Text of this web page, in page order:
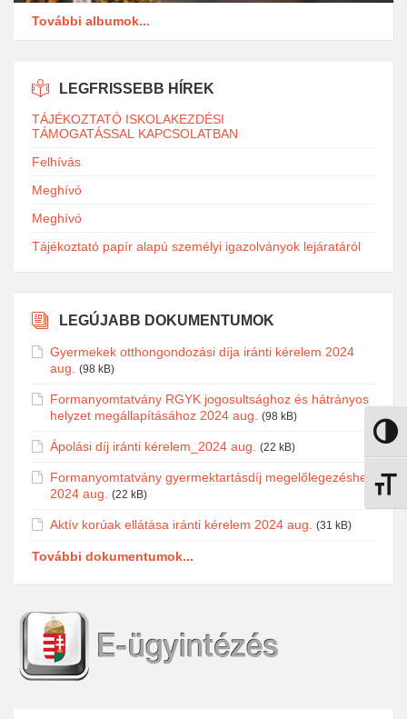
Nagy
További albumok...
LEGFRISSEBB HÍREK
TÁJÉKOZTATÓ ISKOLAKEZDÉSI
TÁMOGATÁSSAL KAPCSOLATBAN
Felhívás
Meghívó
Meghívó
Tájékoztató papír alapú személyi igazolványok lejáratáról
LEGÚJABB DOKUMENTUMOK
Gyermekek otthongondozási díja iránti kérelem 2024
aug.
(98 kB)
Formanyomtatvány RGYK jogosultsághoz és hátrányos
helyzet megállapításához 2024 aug.
(98 kB)
Ápolási díj iránti kérelem_2024 aug. (22 kB)
Formanyomtatvány gyermektartásdíj megelőlegezéshez
2024 aug.
(22 kB)
Aktív korúak ellátása iránti kérelem 2024 aug. (31 kB)
További dokumentumok...